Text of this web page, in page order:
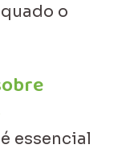
o
essencial